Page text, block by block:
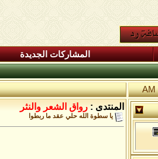
المشاركات الجديدة
المنتدى : رواق الشعر والنثر
يا سطوة الله حلي عقد ما ربطوا